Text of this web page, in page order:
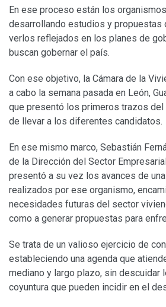
En ese proceso están los
desarrollando estudios y propuestas
verlos reflejados en los planes de
buscan gobernar el país.
Con ese objetivo, la Cámara de la
a cabo la semana pasada en León,
que presentó los primeros trazos del
de llevar a los diferentes candidatos.
En ese mismo marco, Sebastián
de la Dirección del Sector
presentó a su vez los avances de
realizados por ese organismo,
necesidades futuras del sector
como a generar propuestas para
Se trata de un valioso ejercicio de
estableciendo una agenda que
mediano y largo plazo, sin descuidar
coyuntura que pueden incidir en el